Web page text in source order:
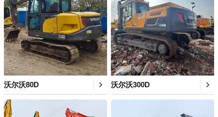
沃尔沃80D 沃尔沃300D